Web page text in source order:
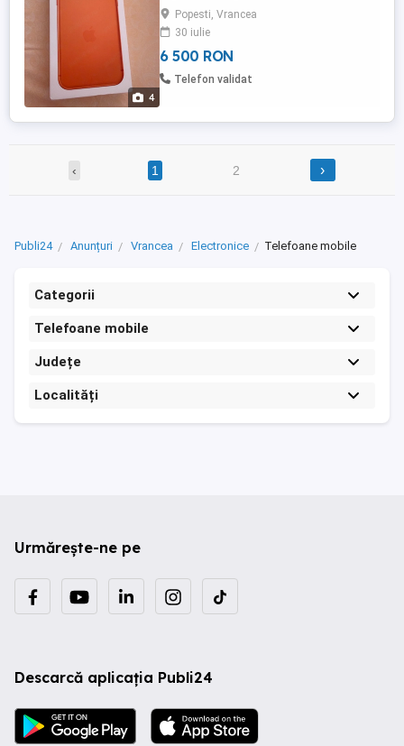
4
Nu accept schimburi cu altceva.
Popesti, Vrancea
30 iulie
6 500 RON
Telefon validat
‹ 1 2 ›
Publi24 Anunțuri Vrancea Electronice Telefoane mobile
Categorii
Telefoane mobile
Județe
Localități
Urmărește-ne pe
Descarcă aplicația Publi24